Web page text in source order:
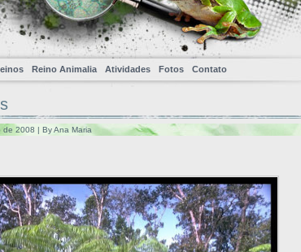
Reino Animalia Atividades Fotos Contato
2008 | By Ana Maria